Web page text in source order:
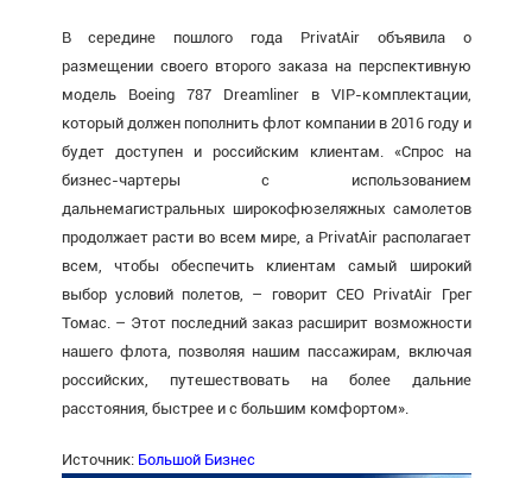
В середине пошлого года PrivatAir объявила о
размещении своего второго заказа на перспективную
модель Boeing 787 Dreamliner в VIP-комплектации,
который должен пополнить флот компании в 2016 году и
будет доступен и российским клиентам. «Спрос на
бизнес-чартеры с использованием
дальнемагистральных широкофюзеляжных самолетов
продолжает расти во всем мире, а PrivatAir располагает
всем, чтобы обеспечить клиентам самый широкий
выбор условий полетов, – говорит CEO PrivatAir Грег
Томас. – Этот последний заказ расширит возможности
нашего флота, позволяя нашим пассажирам, включая
российских, путешествовать на более дальние
расстояния, быстрее и с большим комфортом».
Источник: Большой Бизнес